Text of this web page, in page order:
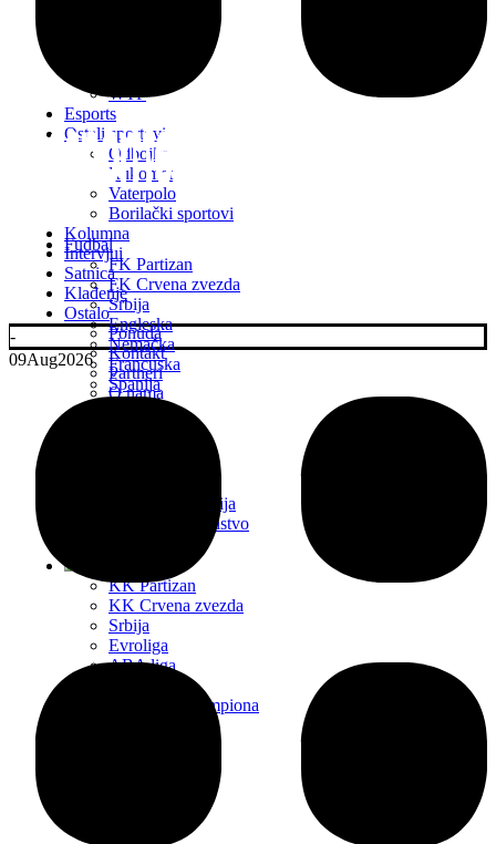
WTP
Esports
Ostali sportovi
Odbojka
Rukomet
Vaterpolo
Borilački sportovi
Kolumna
Intervjui
Satnica
Klađenje
Ostalo
Ponuda
Kontakt
Partneri
O nama
Fudbal
FK Partizan
FK Crvena zvezda
Srbija
Engleska
Nemačka
Francuska
Španija
Italija
Liga Konferencija
Evropsko prvenstvo
KK Partizan
KK Crvena zvezda
Srbija
Evroliga
ABA liga
FIBA Liga Šampiona
-
09Aug2026